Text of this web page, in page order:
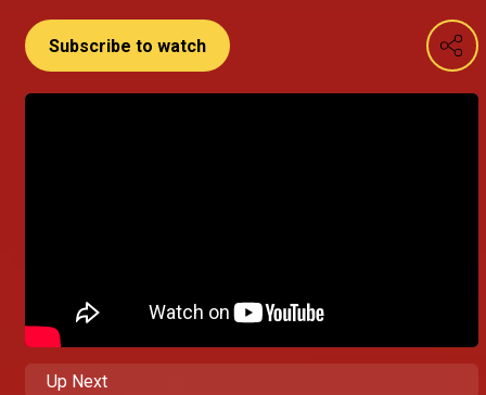
Subscribe to watch
Up Next